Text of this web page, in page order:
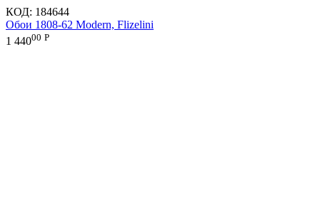
КОД: 184644
Обои 1808-62 Modern, Flizelini
1 44000 Р